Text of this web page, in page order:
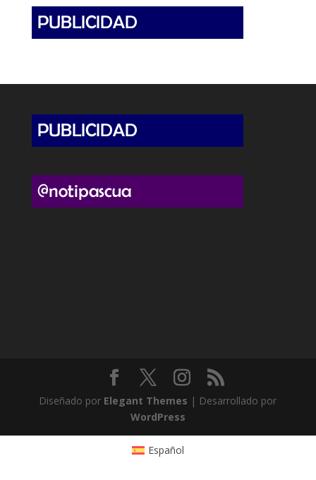
Diseñado por Elegant Themes | Desarrollado por
WordPress
Español